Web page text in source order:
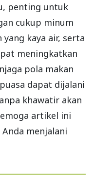
penting untuk
cukup minum
kaya air, serta
meningkatkan
pola makan
dapat dijalani
khawatir akan
artikel ini
menjalani